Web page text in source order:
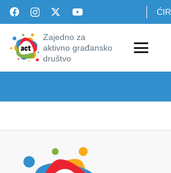
ĆIR
Zajedno za
aktivno građansko
društvo